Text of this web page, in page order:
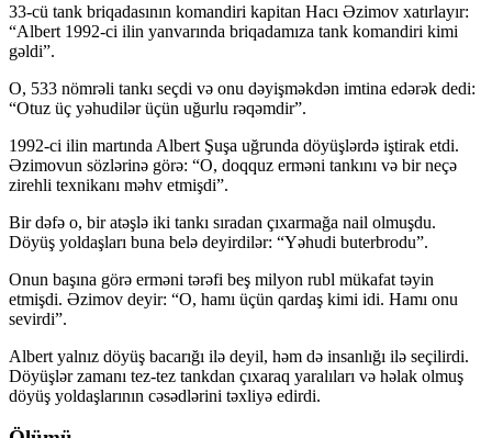
33-cü tank briqadasının komandiri kapitan Hacı Əzimov xatırlayır:
“Albert 1992-ci ilin yanvarında briqadamıza tank komandiri kimi
gəldi”.
O, 533 nömrəli tankı seçdi və onu dəyişməkdən imtina edərək dedi:
“Otuz üç yəhudilər üçün uğurlu rəqəmdir”.
1992-ci ilin martında Albert Şuşa uğrunda döyüşlərdə iştirak etdi.
Əzimovun sözlərinə görə: “O, doqquz erməni tankını və bir neçə
zirehli texnikanı məhv etmişdi”.
Bir dəfə o, bir atəşlə iki tankı sıradan çıxarmağa nail olmuşdu.
Döyüş yoldaşları buna belə deyirdilər: “Yəhudi buterbrodu”.
Onun başına görə erməni tərəfi beş milyon rubl mükafat təyin
etmişdi. Əzimov deyir: “O, hamı üçün qardaş kimi idi. Hamı onu
sevirdi”.
Albert yalnız döyüş bacarığı ilə deyil, həm də insanlığı ilə seçilirdi.
Döyüşlər zamanı tez-tez tankdan çıxaraq yaralıları və həlak olmuş
döyüş yoldaşlarının cəsədlərini təxliyə edirdi.